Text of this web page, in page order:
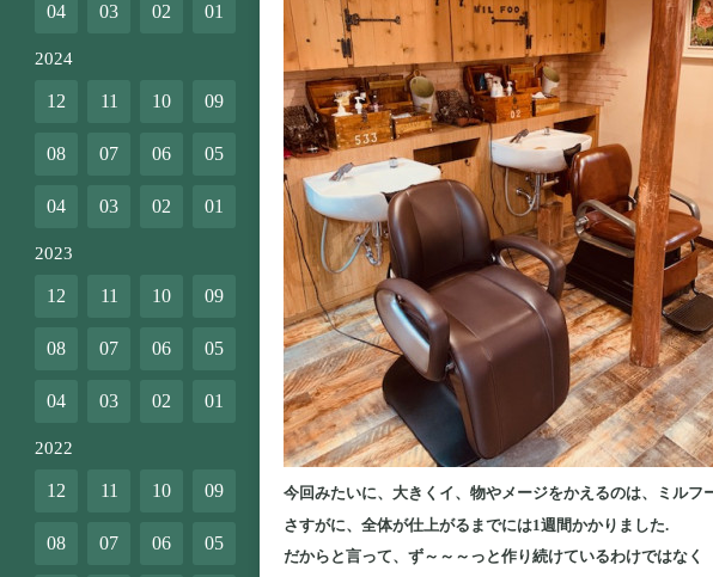
今回みたいに、大きくイ、物やメージをかえるのは、ミルフ
さすがに、全体が仕上がるまでには1週間かかりました.
だからと言って、ず～～～っと作り続けているわけではなく
04 03 02 01
2024
12 11 10 09
08 07 06 05
04 03 02 01
2023
12 11 10 09
08 07 06 05
04 03 02 01
2022
12 11 10 09
08 07 06 05